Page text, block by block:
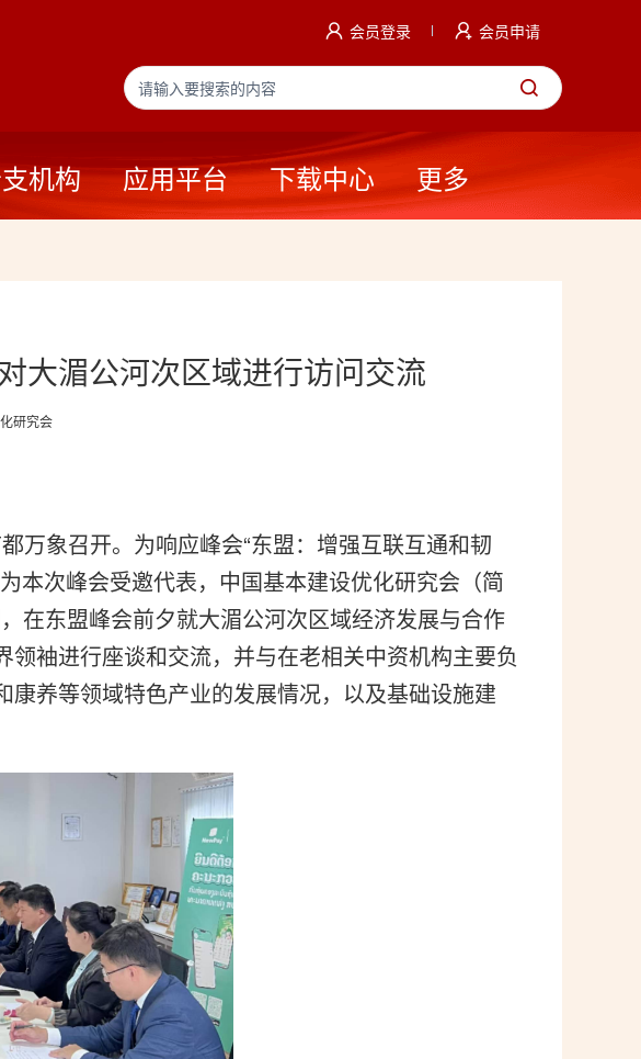
会员登录 会员申请
机构 应用平台 下载中心 更多
大湄公河次区域进行访问交流
研究会
象召开。为响应峰会“东盟：增强互联互通和韧
本次峰会受邀代表，中国基本建设优化研究会（简
在东盟峰会前夕就大湄公河次区域经济发展与合作
袖进行座谈和交流，并与在老相关中资机构主要负
养等领域特色产业的发展情况，以及基础设施建